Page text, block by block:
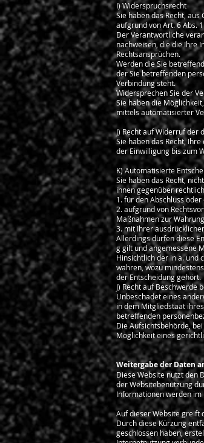
I) Widerspruchsrecht
Sie haben das Recht,
aufgrund von Art. 6 Abs.
Der Verantwortliche
nachweisen, die die Ihre
Rechtsansprüchen.
Werden die Sie
der Sie betreffenden
Verbindung steht.
Widersprechen Sie der
Sie haben die
mittels automatisierter
J) Recht auf Widerruf
Sie haben das Recht,
der Einwilligung bis zum
K) Automatisierte
Sie haben das Recht,
ihnen gegenüber
1. für den Abschluss
2. aufgrund von
Maßnahmen zur
3. mit Ihrer
Allerdings dürfen diese
g gilt und angemessene
Hinsichtlich der in a. und
wahren, wozu
der Entscheidung gehört.
J) Recht auf Beschwerde
Unbeschadet eines
in dem Mitgliedstaat
betreffenden
Die Aufsichtsbehörde,
Möglichkeit eines
Weitergabe der Daten
Diese Website nutzt den
der Websitebenutzung
Informationen werden im
Auf dieser Website greift
Durch diese Kürzung
geschlossen haben,